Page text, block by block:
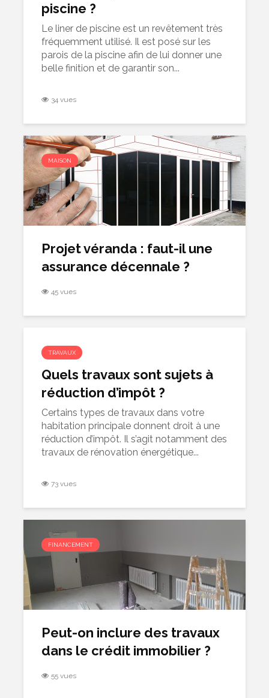
piscine ?
Le liner de piscine est un revêtement très
fréquemment utilisé. Il est posé sur les
parois de la piscine afin de lui donner une
belle finition et de garantir son...
34 vues
MAISON
Projet véranda : faut-il une
assurance décennale ?
45 vues
TRAVAUX
Quels travaux sont sujets à
réduction d’impôt ?
Certains types de travaux dans votre
habitation principale donnent droit à une
réduction d’impôt. Il s’agit notamment des
travaux de rénovation énergétique...
73 vues
FINANCEMENT
Peut-on inclure des travaux
dans le crédit immobilier ?
55 vues